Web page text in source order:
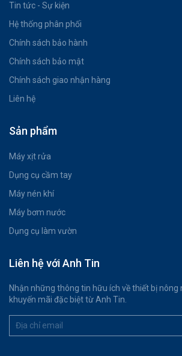
Tin tức - Sự kiện
Hệ thống phân phối
Chính sách bảo hành
Chính sách bảo mật
Chính sách giao nhận hàng
Liên hệ
Sản phẩm
Máy xịt rửa
Dụng cụ cầm tay
Máy nén khí
Máy bơm nước
Dụng cụ làm vườn
Liên hệ với Anh Tin
Nhận những thông tin hữu ích về thiết bị
khuyến mãi đặc biệt từ Anh Tin.